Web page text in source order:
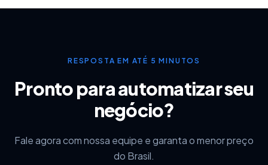
RESPOSTA EM ATÉ 5 MINUTOS
Pronto para automatizar seu
negócio?
Fale agora com nossa equipe e garanta o menor preço
do Brasil.